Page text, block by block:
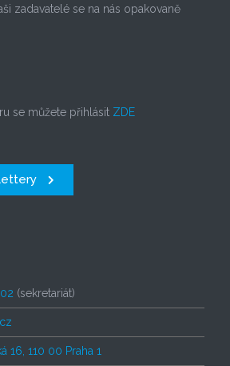
zadavatelé se na nás opakovaně
se můžete přihlásit ZDE
(sekretariát)
16, 110 00 Praha 1